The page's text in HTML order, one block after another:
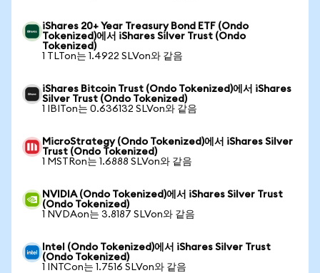
iShares 20+ Year Treasury Bond ETF (Ondo
Tokenized)에서 iShares Silver Trust (Ondo
Tokenized)
1 TLTon는 1.4922 SLVon와 같음
iShares Bitcoin Trust (Ondo Tokenized)에서 iShares
Silver Trust (Ondo Tokenized)
1 IBITon는 0.636132 SLVon와 같음
MicroStrategy (Ondo Tokenized)에서 iShares Silver
Trust (Ondo Tokenized)
1 MSTRon는 1.6888 SLVon와 같음
NVIDIA (Ondo Tokenized)에서 iShares Silver Trust
(Ondo Tokenized)
1 NVDAon는 3.8187 SLVon와 같음
Intel (Ondo Tokenized)에서 iShares Silver Trust
(Ondo Tokenized)
1 INTCon는 1.7516 SLVon와 같음